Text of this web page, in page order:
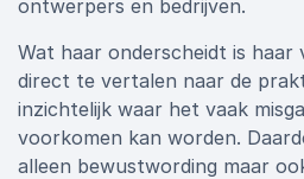
ontwerpers en bedrijven.
Wat haar onderscheidt is haar
direct te vertalen naar de
inzichtelijk waar het vaak
voorkomen kan worden.
alleen bewustwording maar